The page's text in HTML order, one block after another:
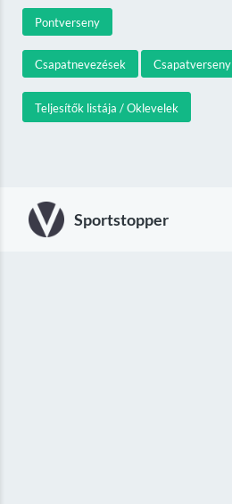
Pontverseny
Csapatnevezések Csapatverseny
Teljesítők listája / Oklevelek
Sportstopper